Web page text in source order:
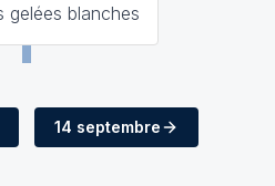
gelées blanches
14 septembre